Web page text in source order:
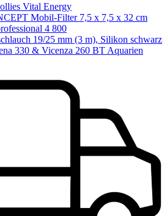
Vital Energy
Mobil-Filter 7,5 x 7,5 x 32 cm
4 800
19/25 mm (3 m), Silikon schwarz
330 & Vicenza 260 BT Aquarien